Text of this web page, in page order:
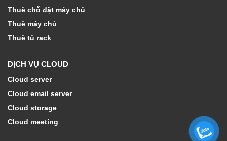
Thuê chỗ đặt máy chủ
Thuê máy chủ
Thuê tủ rack
DỊCH VỤ CLOUD
Cloud server
Cloud email server
Cloud storage
Cloud meeting